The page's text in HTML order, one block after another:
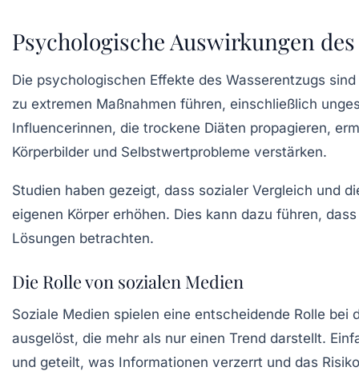
Psychologische Auswirkungen
Die psychologischen Effekte des Wasserentzugs
zu extremen Maßnahmen führen, einschließlich
Influencerinnen, die trockene Diäten propagieren,
Körperbilder und Selbstwertprobleme verstärken.
Studien haben gezeigt, dass sozialer Vergleich und
eigenen Körper erhöhen. Dies kann dazu führen,
Lösungen betrachten.
Die Rolle von sozialen Medien
Soziale Medien spielen eine entscheidende Rolle bei
ausgelöst, die mehr als nur einen Trend darstellt.
und geteilt, was Informationen verzerrt und das